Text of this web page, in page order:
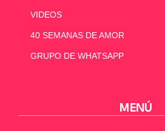
VIDEOS
40 SEMANAS DE AMOR
GRUPO DE WHATSAPP
MENÚ